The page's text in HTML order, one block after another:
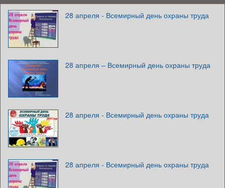
28 апреля - Всемирный день охраны труда
28 апреля – Всемирный день охраны труда
28 апреля - Всемирный день охраны труда
28 апреля - Всемирный день охраны труда